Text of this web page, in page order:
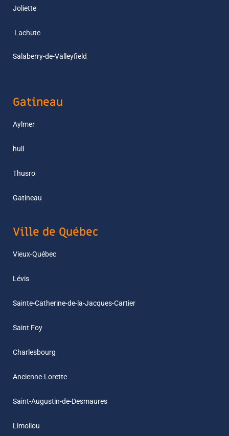
Joliette
L achute
Salaberry-de-Valleyfield
Gatineau
Aylmer
hull
Thusro
Gatineau
Ville de Québec
Vieux-Québec
Lévis
Sainte-Catherine-de-la-Jacques-Cartier
Saint Foy
Charlesbourg
Ancienne-Lorette
Saint-Augustin-de-Desmaures
Limoilou